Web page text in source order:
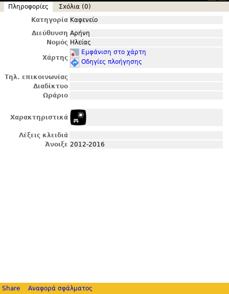
Πληροφορίες
Σxόλια (0)
Κατηγορία Καφενείο
Διεύθυνση Αρήνη
Νομός Ηλείας
Χάρτης
Εμφάνιση στο χάρτη
Οδηγίες πλοήγησης
Τηλ. επικοινωνίας
Διαδίκτυο
Ωράριο
Χαρακτηριστικά
Λέξεις κλειδιά
Άνοιξε 2012-2016
Share Αναφορά σφάλματος